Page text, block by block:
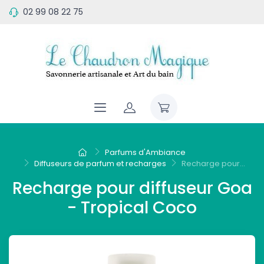
02 99 08 22 75
Parfums d'Ambiance
Diffuseurs de parfum et recharges
Recharge pour...
Recharge pour diffuseur Goa
- Tropical Coco